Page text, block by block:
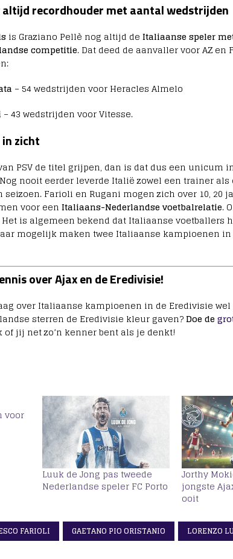
altijd recordhouder met aantal wedstrijden
is Graziano Pellè nog altijd de Italiaanse speler
competitie. Dat deed de aanvaller voor AZ en
– 54 wedstrijden voor Heracles Almelo
– 43 wedstrijden voor Vitesse.
zicht
PSV de titel grijpen, dan is dat dus een unicum
nooit eerder leverde Italië zowel een trainer als
Farioli en Rugani mogen zich over 10, 20
voor een Italiaans-Nederlandse voetbalrelatie.
is algemeen bekend dat Italiaanse voetballers
mogelijk maken twee Italiaanse kampioenen in
over Ajax en de Eredivisie!
over Italiaanse kampioenen in de Eredivisie
sterren de Eredivisie kleur gaven?Doe de
jij net zo’n kenner bent als je denkt!
voor
Luuk de Jong pas tweede
Nederlandse speler FC Porto
Jorthy
jongste
ooit
FARIOLI GAETANO PIO ORISTANIO
LORENZO